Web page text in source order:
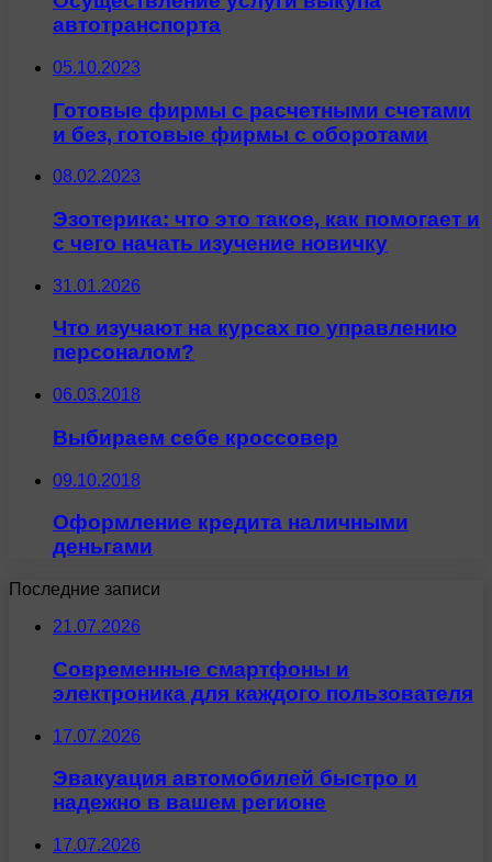
автотранспорта
05.10.2023
Готовые фирмы с расчетными счетами
и без, готовые фирмы с оборотами
08.02.2023
Эзотерика: что это такое, как помогает и
с чего начать изучение новичку
31.01.2026
Что изучают на курсах по управлению
персоналом?
06.03.2018
Выбираем себе кроссовер
09.10.2018
Оформление кредита наличными
деньгами
Последние записи
21.07.2026
Современные смартфоны и
электроника для каждого пользователя
17.07.2026
Эвакуация автомобилей быстро и
надежно в вашем регионе
17.07.2026